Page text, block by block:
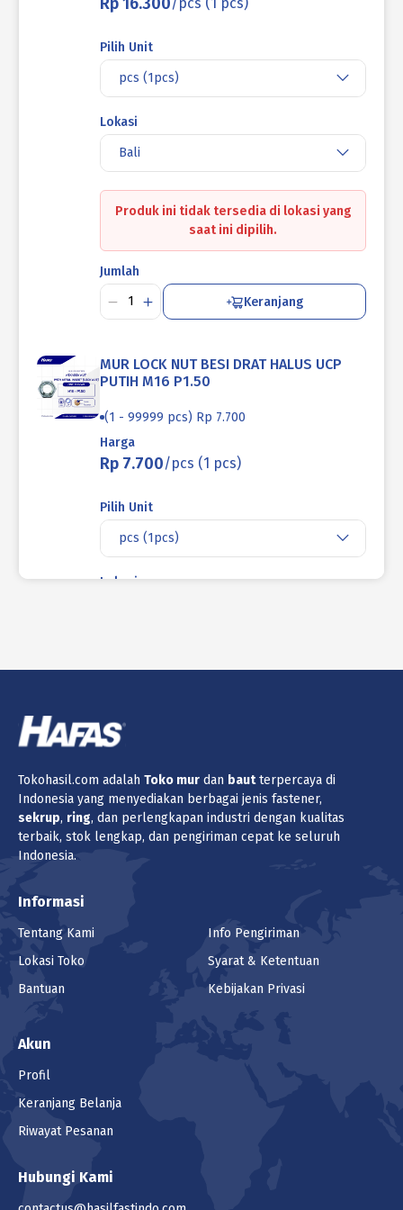
Pilih Unit
pcs (1pcs)
Lokasi
Bali
Produk ini tidak tersedia di lokasi yang
saat ini dipilih.
Jumlah
Keranjang
MUR LOCK NUT BESI DRAT HALUS UCP
PUTIH M16 P1.50
(1 - 99999 pcs) Rp 7.700
Harga
Rp 7.700/pcs (1 pcs)
Pilih Unit
pcs (1pcs)
Lokasi
Produk ini tidak tersedia di lokasi yang
Jumlah
MUR LOCK NUT BESI DRAT HALUS UCP
PUTIH M14 P1.50
/pcs (1 pcs)
Jumlah
Tokohasil.com adalah Toko mur dan bautterpercaya di
Indonesia yang menyediakan berbagai jenis fastener,
sekrup, ring, dan perlengkapan industri dengan kualitas
terbaik, stok lengkap, dan pengiriman cepat ke seluruh
Indonesia.
Informasi
Tentang Kami
Lokasi Toko
Bantuan
Info Pengiriman
Syarat & Ketentuan
Kebijakan Privasi
Akun
Profil
Keranjang Belanja
Riwayat Pesanan
Hubungi Kami